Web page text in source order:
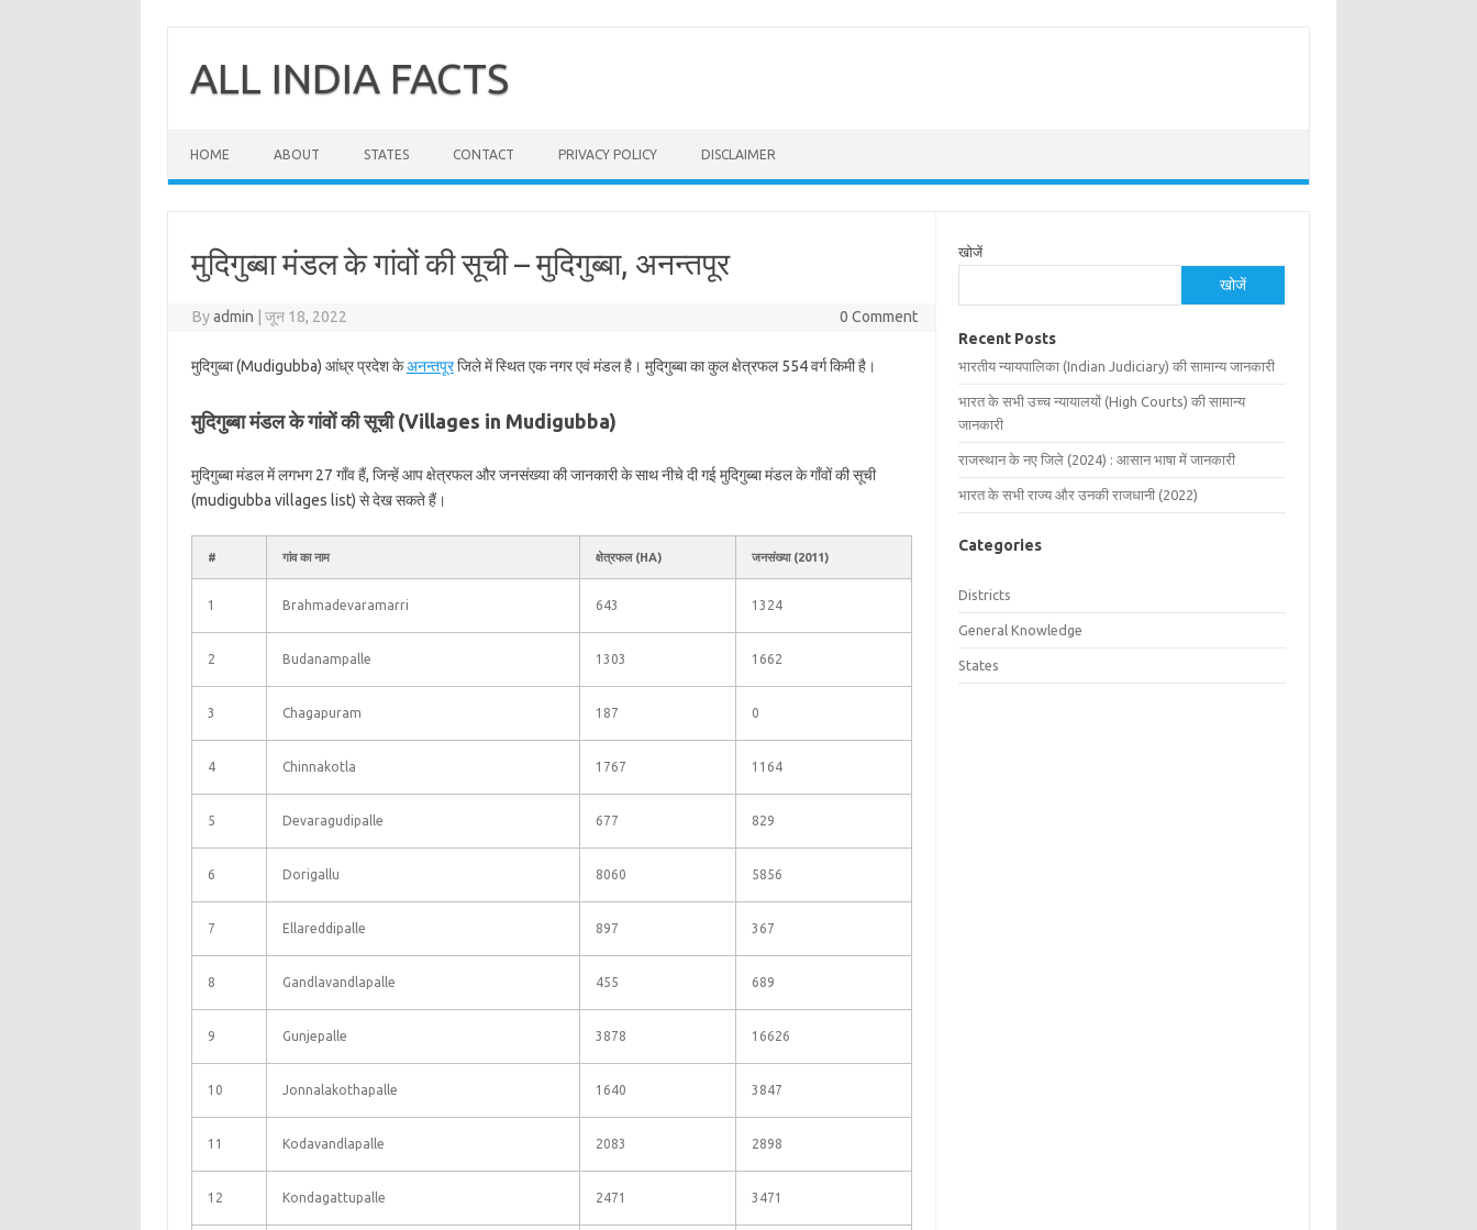
contentALL INDIA FACTS
HOME ABOUT STATES CONTACT PRIVACY POLICY DISCLAIMER
मुदिगुब्बा मंडल के गांवों की सूची – मुदिगुब्बा, अनन्तपूर
Byadmin जून 18, 2022 0 Comment
मुदिगुब्बा (Mudigubba) आंध्र प्रदेश केअनन्तपूरजिले में स्थित एक नगर एवं मंडल है। मुदिगुब्बा का कुल क्षेत्रफल 554 वर्ग किमी है।
मुदिगुब्बा मंडल के गांवों की सूची (Villages in Mudigubba)
मुदिगुब्बा मंडल में लगभग 27 गाँव हैं, जिन्हें आप क्षेत्रफल और जनसंख्या की जानकारी के साथ नीचे दी गई मुदिगुब्बा मंडल के गाँवों की सूची
(mudigubba villages list) से देख सकते हैं।
# गांव का नाम क्षेत्रफल (HA) जनसंख्या (2011)
1 Brahmadevaramarri 643 1324
2 Budanampalle 1303 1662
3 Chagapuram 187 0
4 Chinnakotla 1767 1164
5 Devaragudipalle 677 829
6 Dorigallu 8060 5856
7 Ellareddipalle 897 367
8 Gandlavandlapalle 455 689
9 Gunjepalle 3878 16626
10 Jonnalakothapalle 1640 3847
11 Kodavandlapalle 2083 2898
12 Kondagattupalle 2471 3471
खोजें
खोजें
Recent Posts
भारतीय न्यायपालिका (Indian Judiciary) की सामान्य जानकारी
भारत के सभी उच्च न्यायालयों (High Courts) की सामान्य
जानकारी
राजस्थान के नए जिले (2024) : आसान भाषा में जानकारी
भारत के सभी राज्य और उनकी राजधानी (2022)
Categories
Districts
General Knowledge
States